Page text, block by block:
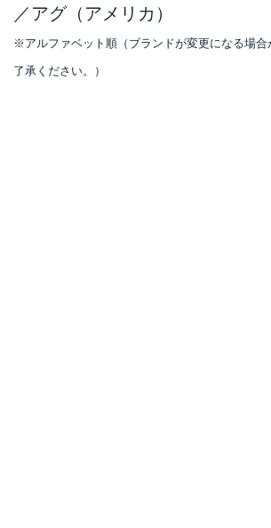
／アグ（アメリカ）
※アルファベット順（ブランドが変更になる場
了承ください。）